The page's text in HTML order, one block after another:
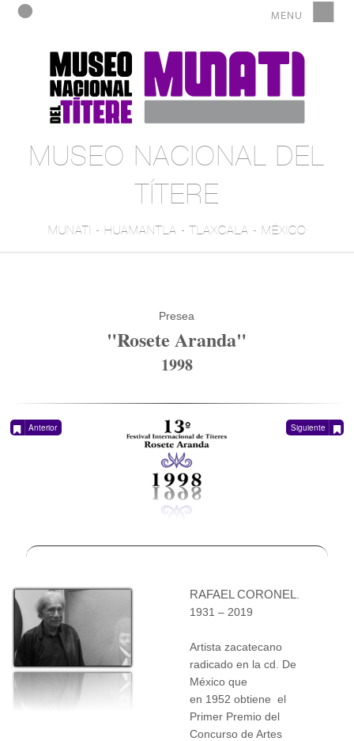
MUSEO NACIONAL DEL
TÍTERE
MUNATI - HUAMANTLA - TLAXCALA - MÉXICO
Presea
"Rosete Aranda"
1998
Anterior Siguiente
RAFAEL CORONEL
1931 – 2019
Artista zacatecano
radicado en la cd. De
México que
en 1952 obtiene el
Primer Premio del
Concurso de Artes